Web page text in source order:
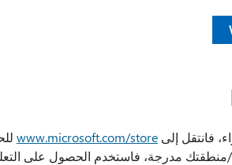
فانتقل إلى www.microsoft.com/store
منطقتك مدرجة، فاستخدم الحصول على